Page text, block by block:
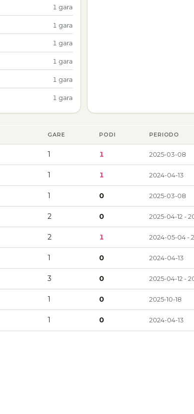
1 gara
1 gara
1 gara
1 gara
1 gara
1 gara
GARE PODI PERIODO
1 1 2025-03-08
1 1 2024-04-13
1 0 2025-03-08
2 0 2025-04-12 -
2 1 2024-05-04 -
1 0 2024-04-13
3 0 2025-04-12 -
1 0 2025-10-18
1 0 2024-04-13